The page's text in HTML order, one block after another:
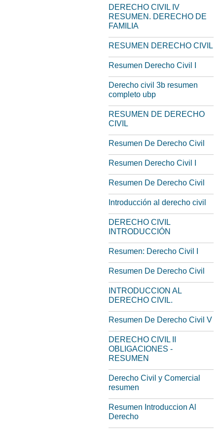
DERECHO CIVIL IV
RESUMEN. DERECHO DE
FAMILIA
RESUMEN DERECHO CIVIL
Resumen Derecho Civil I
Derecho civil 3b resumen
completo ubp
RESUMEN DE DERECHO
CIVIL
Resumen De Derecho Civil
Resumen Derecho Civil I
Resumen De Derecho Civil
Introducción al derecho civil
DERECHO CIVIL
INTRODUCCIÓN
Resumen: Derecho Civil I
Resumen De Derecho Civil
INTRODUCCION AL
DERECHO CIVIL.
Resumen De Derecho Civil V
DERECHO CIVIL II
OBLIGACIONES -
RESUMEN
Derecho Civil y Comercial
resumen
Resumen Introduccion Al
Derecho